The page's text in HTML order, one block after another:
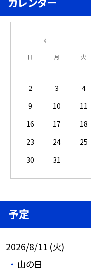
日 月 火
2
3 4
9
10 11
16
17 18
23
24 25
30
31
予定
2026/8/11 (火)
山の日